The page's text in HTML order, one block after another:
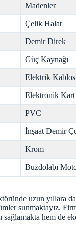
Madenler
Çelik Halat
Demir Direk
Güç Kaynağı
Elektrik
Elektronik Kart
PVC
İnşaat Demir
Krom
Buzdolabı
uzun yıllara
sunmaktayız.
sağlamakta hem de